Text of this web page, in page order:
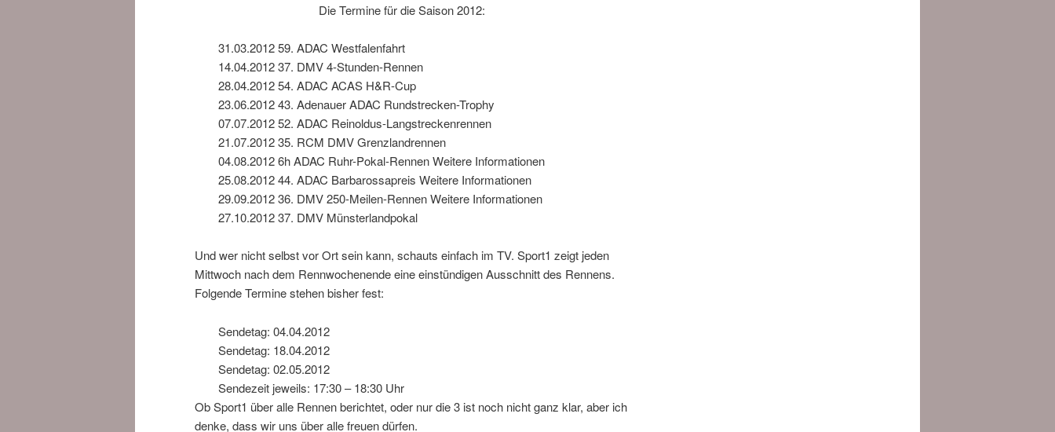
Die Termine für die Saison 2012:
31.03.2012 59. ADAC Westfalenfahrt
14.04.2012 37. DMV 4-Stunden-Rennen
28.04.2012 54. ADAC ACAS H&R-Cup
23.06.2012 43. Adenauer ADAC Rundstrecken-Trophy
07.07.2012 52. ADAC Reinoldus-Langstreckenrennen
21.07.2012 35. RCM DMV Grenzlandrennen
04.08.2012 6h ADAC Ruhr-Pokal-Rennen Weitere Informationen
25.08.2012 44. ADAC Barbarossapreis Weitere Informationen
29.09.2012 36. DMV 250-Meilen-Rennen Weitere Informationen
27.10.2012 37. DMV Münsterlandpokal
Und wer nicht selbst vor Ort sein kann, schauts einfach im TV. Sport1 zeigt jeden
Mittwoch nach dem Rennwochenende eine einstündigen Ausschnitt des Rennens.
Folgende Termine stehen bisher fest:
Sendetag: 04.04.2012
Sendetag: 18.04.2012
Sendetag: 02.05.2012
Sendezeit jeweils: 17:30 – 18:30 Uhr
Ob Sport1 über alle Rennen berichtet, oder nur die 3 ist noch nicht ganz klar, aber ich
denke, dass wir uns über alle freuen dürfen.